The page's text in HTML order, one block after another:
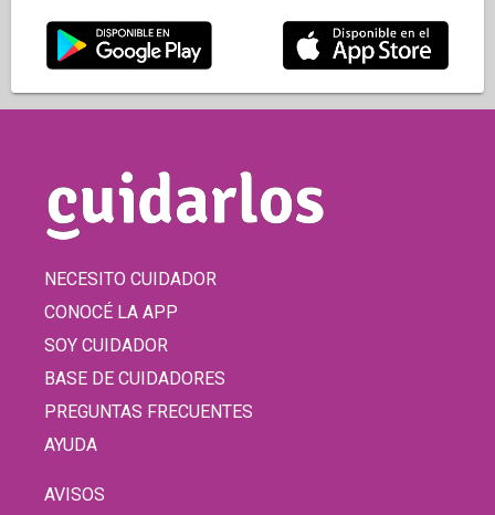
NECESITO CUIDADOR
CONOCÉ LA APP
SOY CUIDADOR
BASE DE CUIDADORES
PREGUNTAS FRECUENTES
AYUDA
AVISOS